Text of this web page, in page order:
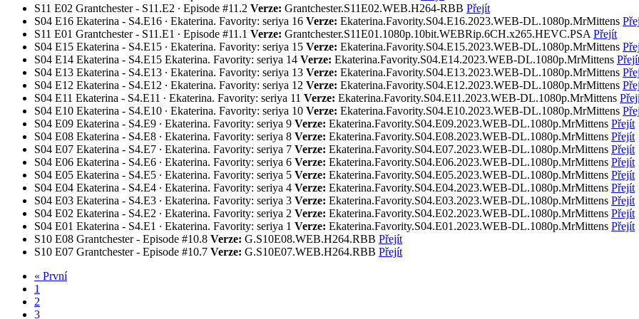
S11 E02 Grantchester - S11.E2 ∙ Episode #11.2 Verze: Grantchester.S11E02.WEB.H264-RBB Přejít
S04 E16 Ekaterina - S4.E16 ∙ Ekaterina. Favority: seriya 16 Verze: Ekaterina.Favority.S04.E16.2023.WEB-DL.1080p.MrMittens
S11 E01 Grantchester - S11.E1 ∙ Episode #11.1 Verze: Grantchester.S11E01.1080p.10bit.WEBRip.6CH.x265.HEVC.PSA Přejít
S04 E15 Ekaterina - S4.E15 ∙ Ekaterina. Favority: seriya 15 Verze: Ekaterina.Favority.S04.E15.2023.WEB-DL.1080p.MrMittens
S04 E14 Ekaterina - S4.E15 Ekaterina. Favority: seriya 14 Verze: Ekaterina.Favority.S04.E14.2023.WEB-DL.1080p.MrMittens
S04 E13 Ekaterina - S4.E13 ∙ Ekaterina. Favority: seriya 13 Verze: Ekaterina.Favority.S04.E13.2023.WEB-DL.1080p.MrMittens
S04 E12 Ekaterina - S4.E12 ∙ Ekaterina. Favority: seriya 12 Verze: Ekaterina.Favority.S04.E12.2023.WEB-DL.1080p.MrMittens
S04 E11 Ekaterina - S4.E11 ∙ Ekaterina. Favority: seriya 11 Verze: Ekaterina.Favority.S04.E11.2023.WEB-DL.1080p.MrMittens
S04 E10 Ekaterina - S4.E10 ∙ Ekaterina. Favority: seriya 10 Verze: Ekaterina.Favority.S04.E10.2023.WEB-DL.1080p.MrMittens
S04 E09 Ekaterina - S4.E9 ∙ Ekaterina. Favority: seriya 9 Verze: Ekaterina.Favority.S04.E09.2023.WEB-DL.1080p.MrMittens Přejít
S04 E08 Ekaterina - S4.E8 ∙ Ekaterina. Favority: seriya 8 Verze: Ekaterina.Favority.S04.E08.2023.WEB-DL.1080p.MrMittens Přejít
S04 E07 Ekaterina - S4.E7 ∙ Ekaterina. Favority: seriya 7 Verze: Ekaterina.Favority.S04.E07.2023.WEB-DL.1080p.MrMittens Přejít
S04 E06 Ekaterina - S4.E6 ∙ Ekaterina. Favority: seriya 6 Verze: Ekaterina.Favority.S04.E06.2023.WEB-DL.1080p.MrMittens Přejít
S04 E05 Ekaterina - S4.E5 ∙ Ekaterina. Favority: seriya 5 Verze: Ekaterina.Favority.S04.E05.2023.WEB-DL.1080p.MrMittens Přejít
S04 E04 Ekaterina - S4.E4 ∙ Ekaterina. Favority: seriya 4 Verze: Ekaterina.Favority.S04.E04.2023.WEB-DL.1080p.MrMittens Přejít
S04 E03 Ekaterina - S4.E3 ∙ Ekaterina. Favority: seriya 3 Verze: Ekaterina.Favority.S04.E03.2023.WEB-DL.1080p.MrMittens Přejít
S04 E02 Ekaterina - S4.E2 ∙ Ekaterina. Favority: seriya 2 Verze: Ekaterina.Favority.S04.E02.2023.WEB-DL.1080p.MrMittens Přejít
S04 E01 Ekaterina - S4.E1 ∙ Ekaterina. Favority: seriya 1 Verze: Ekaterina.Favority.S04.E01.2023.WEB-DL.1080p.MrMittens Přejít
S10 E08 Grantchester - Episode #10.8 Verze: G.S10E08.WEB.H264.RBB Přejít
S10 E07 Grantchester - Episode #10.7 Verze: G.S10E07.WEB.H264.RBB Přejít
« První
1
2
3